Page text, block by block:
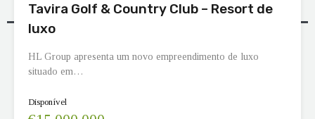
Tavira Golf & Country Club – Resort de
luxo
HL Group apresenta um novo empreendimento de luxo
situado em…
Disponível
Imóveis
Contactos